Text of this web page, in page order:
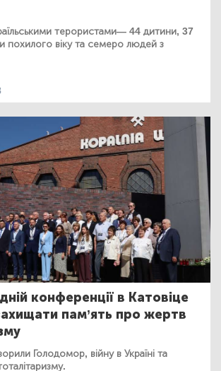
терористами— 44 дитини, 37
похилого віку та семеро людей з
конференції в Катовіце
пам’ять про жертв
Голодомор, війну в Україні та